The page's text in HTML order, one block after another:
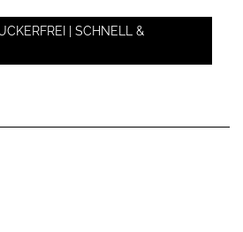
| SCHNELL &